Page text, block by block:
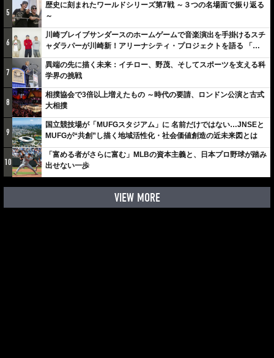
5
歴史に刻まれたワールドシリーズ第7戦 ～３つの名場面で振り返る
～
6
川崎ブレイブサンダースのホームゲームで音楽演出を手掛けるスチ
ャダラパーが川崎新！アリーナシティ・プロジェクトを語る 「楽
しみでしかないでしょ。川崎は、ずっと成長曲線だから」
7
異端の先に描く未来：イチロー、野茂、そしてスポーツを支える科
学界の挑戦
8
相撲協会で3倍以上増えたもの ～時代の要請、ロンドン公演と古式
大相撲
9
国立競技場が「MUFGスタジアム」に 名前だけではない…JNSEと
MUFGが“共創”し描く地域活性化・社会価値創造の近未来図とは
10
「富める者がさらに富む」MLBの資本主義と、日本プロ野球が踏み
出せない一歩
VIEW MORE